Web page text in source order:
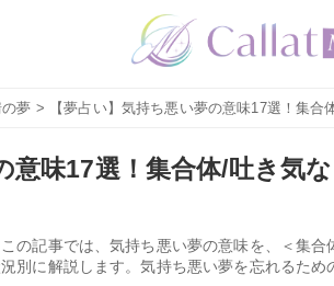
夢 > 【夢占い】気持ち悪い夢の意味17選！集合
意味17選！集合体/吐き気
の記事では、気持ち悪い夢の意味を、＜集合
別に解説します。気持ち悪い夢を忘れるため